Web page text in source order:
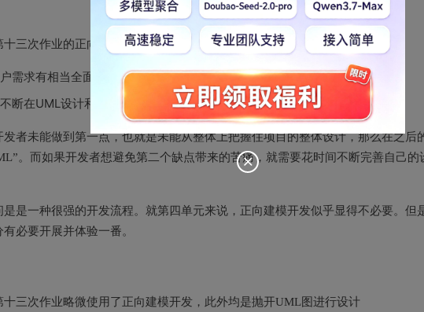
三次作业的正向建模开发后，个人认为正向建模开发同时也存在不少问题：
需求有相当全面的把握和理解，而这种理解需要时间思考。
断在UML设计和代码编写中反复横跳。
者未能做到第一点，也就是未能从整体上把握住项目的整体设计，那么在之后
。而如果开发者想避免第二个缺点带来的苦痛，就需要花时间不断完善自己的
是一种很强的开发流程。就第四单元来说，正向建模开发似乎显得不必要。但
必要开展并体验一番。
三次作业略微使用了正向建模开发，此外均是抛开UML图进行设计